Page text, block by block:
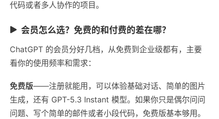
代码或者多人协作的项目。
会员怎么选？免费的和付费的差在哪？
ChatGPT 的会员分好几档，从免费到企业级都有，主要
看你的使用频率和需求：
免费版——注册就能用，可以体验基础对话、简单的图片
生成，还有 GPT-5.3 Instant 模型。如果你只是偶尔问问
问题、写个简单的邮件或者小段代码，免费版基本够用。